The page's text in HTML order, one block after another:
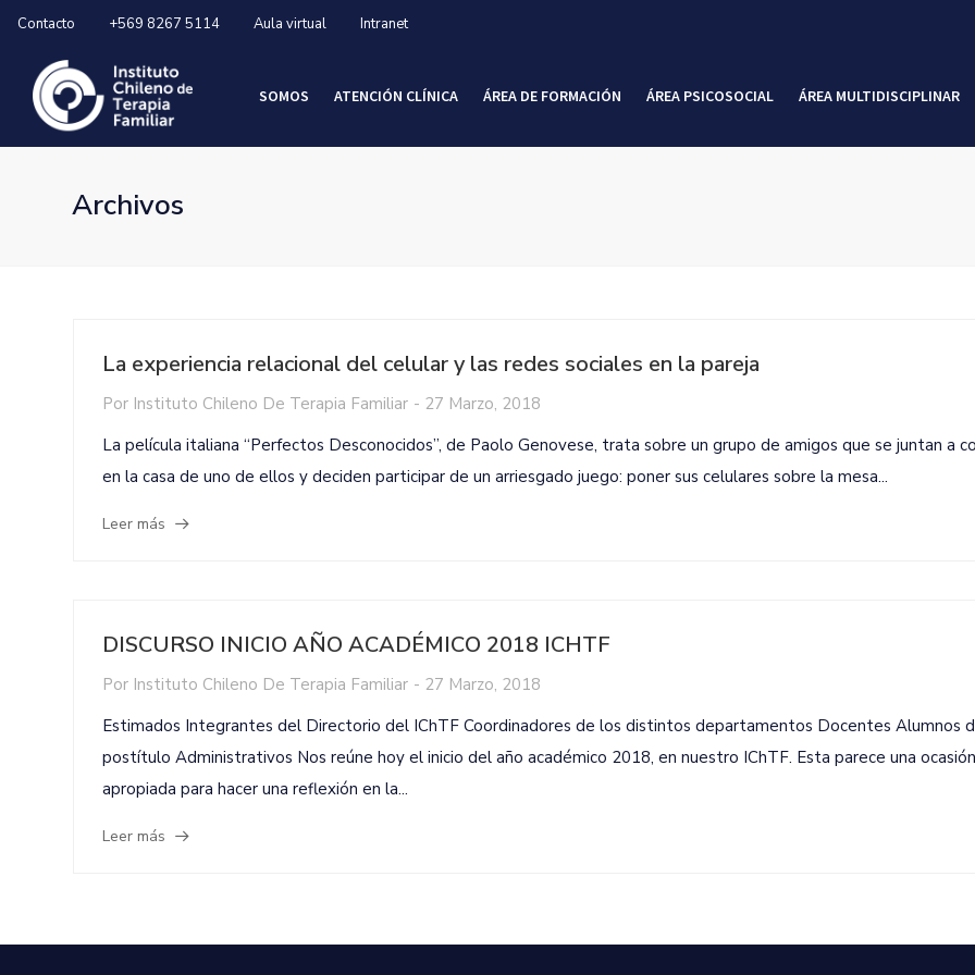
Contacto +569 8267 5114 Aula virtual Intranet
SOMOS ATENCIÓN CLÍNICA ÁREA DE FORMACIÓN ÁREA PSICOSOCIAL ÁREA MULTIDISCIPLINAR
Archivos
La experiencia relacional del celular y las redes sociales en la pareja
Por Instituto Chileno De Terapia Familiar - 27 Marzo, 2018
La película italiana “Perfectos Desconocidos”, de Paolo Genovese, trata sobre un grupo de amigos que se juntan a
en la casa de uno de ellos y deciden participar de un arriesgado juego: poner sus celulares sobre la mesa...
Leer más
DISCURSO INICIO AÑO ACADÉMICO 2018 ICHTF
Por Instituto Chileno De Terapia Familiar - 27 Marzo, 2018
Estimados Integrantes del Directorio del IChTF Coordinadores de los distintos departamentos Docentes Alumnos
postítulo Administrativos Nos reúne hoy el inicio del año académico 2018, en nuestro IChTF. Esta parece una ocasión
apropiada para hacer una reflexión en la...
Leer más